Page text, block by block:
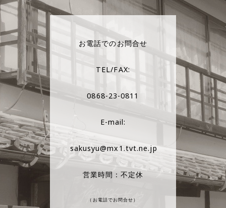
お電話でのお問合せ
TEL/FAX:
0868-23-0811
E-mail:
sakusyu@mx1.tvt.ne.jp
営業時間：不定休
（お電話でお問合せ）